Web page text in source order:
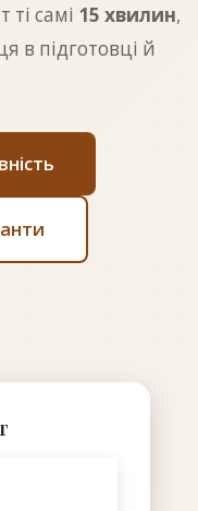
ті самі 15 хвилин,
в підготовці й